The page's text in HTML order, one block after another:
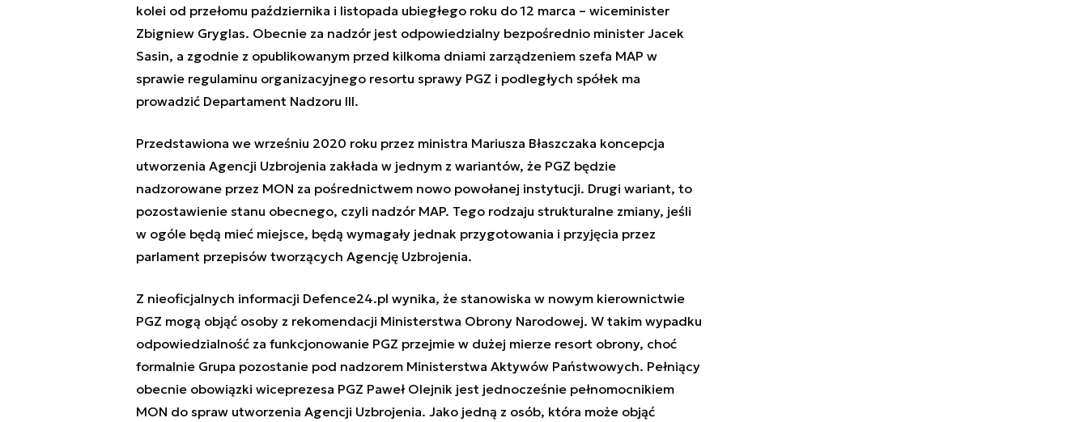
kolei od przełomu października i listopada ubiegłego roku do 12 marca – wiceminister
Zbigniew Gryglas. Obecnie za nadzór jest odpowiedzialny bezpośrednio minister Jacek
Sasin, a zgodnie z opublikowanym przed kilkoma dniami zarządzeniem szefa MAP w
sprawie regulaminu organizacyjnego resortu sprawy PGZ i podległych spółek ma
prowadzić Departament Nadzoru III.
Przedstawiona we wrześniu 2020 roku przez ministra Mariusza Błaszczaka koncepcja
utworzenia Agencji Uzbrojenia zakłada w jednym z wariantów, że PGZ będzie
nadzorowane przez MON za pośrednictwem nowo powołanej instytucji. Drugi wariant, to
pozostawienie stanu obecnego, czyli nadzór MAP. Tego rodzaju strukturalne zmiany, jeśli
w ogóle będą mieć miejsce, będą wymagały jednak przygotowania i przyjęcia przez
parlament przepisów tworzących Agencję Uzbrojenia.
Z nieoficjalnych informacji Defence24.pl wynika, że stanowiska w nowym kierownictwie
PGZ mogą objąć osoby z rekomendacji Ministerstwa Obrony Narodowej. W takim wypadku
odpowiedzialność za funkcjonowanie PGZ przejmie w dużej mierze resort obrony, choć
formalnie Grupa pozostanie pod nadzorem Ministerstwa Aktywów Państwowych. Pełniący
obecnie obowiązki wiceprezesa PGZ Paweł Olejnik jest jednocześnie pełnomocnikiem
MON do spraw utworzenia Agencji Uzbrojenia. Jako jedną z osób, która może objąć